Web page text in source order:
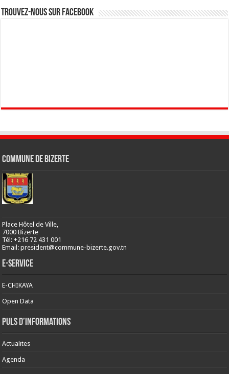
Trouvez-nous sur Facebook
Commune de Bizerte
Place Hôtel de Ville,
7000 Bizerte
Tél: +216 72 431 001
Email: president@commune-bizerte.gov.tn
E-Service
E-CHIKAYA
Open Data
Puls d’informations
Actualites
Agenda